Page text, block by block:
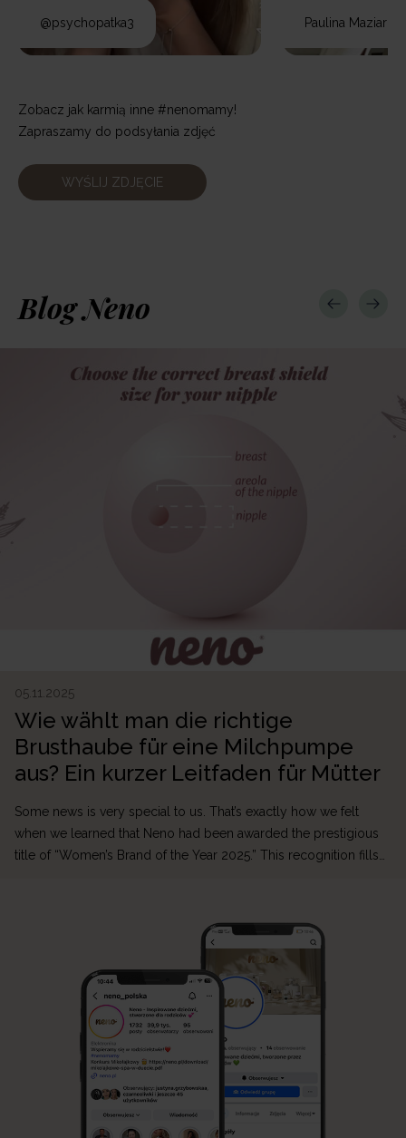
@psychopatka3 Paulina Maziarz
Zobacz jak karmią inne #nenomamy!
Zapraszamy do podsyłania zdjęć
WYŚLIJ ZDJĘCIE
Blog Neno
05.11.2025
Wie wählt man die richtige
Brusthaube für eine Milchpumpe
aus? Ein kurzer Leitfaden für Mütter
Some news is very special to us. That’s exactly how we felt
when we learned that Neno had been awarded the prestigious
title of “Women’s Brand of the Year 2025.” This recognition fills